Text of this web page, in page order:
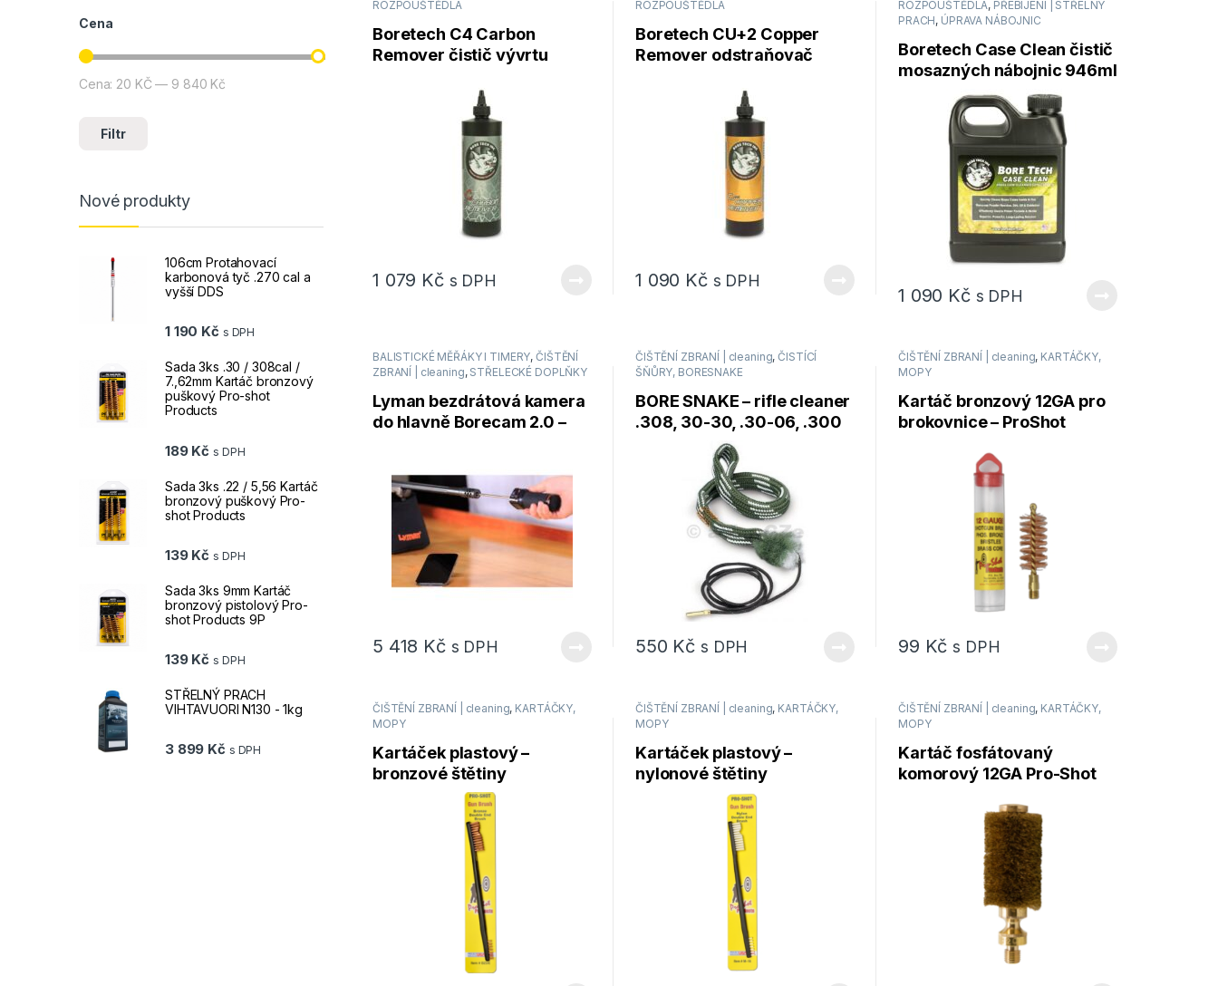
ROZPOUŠTĚDLA
Boretech C4 Carbon
Remover čistič vývrtu
1 079 Kč s DPH
ROZPOUŠTĚDLA
Boretech CU+2 Copper
Remover odstraňovač
1 090 Kč s DPH
ROZPOUŠTĚDLA, PŘEBÍJENÍ | STŘELNÝ
PRACH, ÚPRAVA NÁBOJNIC
Boretech Case Clean čistič
mosazných nábojnic 946ml
1 090 Kč s DPH
BALISTICKÉ MĚŘÁKY I TIMERY,ČIŠTĚNÍ
ZBRANÍ | cleaning, STŘELECKÉ DOPLŇKY
Lyman bezdrátová kamera
do hlavně Borecam 2.0 –
5 418 Kč s DPH
ČIŠTĚNÍ ZBRANÍ | cleaning,ČISTÍCÍ
ŠŇŮRY, BORESNAKE
BORE SNAKE – rifle cleaner
.308, 30-30, .30-06, .300
550 Kč s DPH
ČIŠTĚNÍ ZBRANÍ | cleaning, KARTÁČKY,
MOPY
Kartáč bronzový 12GA pro
brokovnice – ProShot
99 Kč s DPH
ČIŠTĚNÍ ZBRANÍ | cleaning, KARTÁČKY,
MOPY
Kartáček plastový –
bronzové štětiny
oboustranný Pro-Shot
Products BZDE
ČIŠTĚNÍ ZBRANÍ | cleaning, KARTÁČKY,
MOPY
Kartáček plastový –
nylonové štětiny
oboustranný Pro-Shot
Products M16
ČIŠTĚNÍ ZBRANÍ | cleaning, KARTÁČKY,
MOPY
Kartáč fosfátovaný
komorový 12GA Pro-Shot
Cena
Minimální cena
Maximální cena
Filtr
Cena: 20 KČ — 9 840 Kč
Nové produkty
106cm Protahovací
karbonová tyč .270 cal a
vyšší DDS
1 190 Kč s DPH
Sada 3ks .30 / 308cal /
7.,62mm Kartáč bronzový
puškový Pro-shot
Products
189 Kč s DPH
Sada 3ks .22 / 5,56 Kartáč
bronzový puškový Pro-
shot Products
139 Kč s DPH
Sada 3ks 9mm Kartáč
bronzový pistolový Pro-
shot Products 9P
139 Kč s DPH
STŘELNÝ PRACH
VIHTAVUORI N130 - 1kg
3 899 Kč s DPH